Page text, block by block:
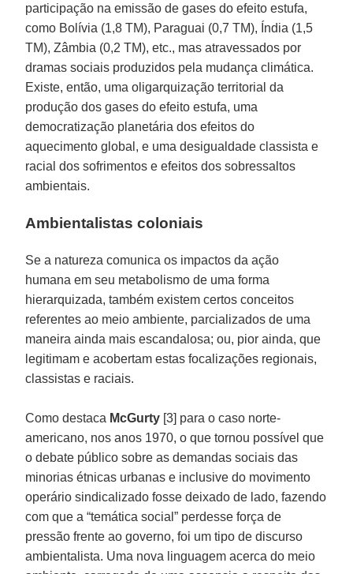
participação na emissão de gases do efeito estufa,
como Bolívia (1,8 TM), Paraguai (0,7 TM), Índia (1,5
TM), Zâmbia (0,2 TM), etc., mas atravessados por
dramas sociais produzidos pela mudança climática.
Existe, então, uma oligarquização territorial da
produção dos gases do efeito estufa, uma
democratização planetária dos efeitos do
aquecimento global, e uma desigualdade classista e
racial dos sofrimentos e efeitos dos sobressaltos
ambientais.
Ambientalistas coloniais
Se a natureza comunica os impactos da ação
humana em seu metabolismo de uma forma
hierarquizada, também existem certos conceitos
referentes ao meio ambiente, parcializados de uma
maneira ainda mais escandalosa; ou, pior ainda, que
legitimam e acobertam estas focalizações regionais,
classistas e raciais.
Como destaca McGurty [3] para o caso norte-
americano, nos anos 1970, o que tornou possível que
o debate público sobre as demandas sociais das
minorias étnicas urbanas e inclusive do movimento
operário sindicalizado fosse deixado de lado, fazendo
com que a “temática social” perdesse força de
pressão frente ao governo, foi um tipo de discurso
ambientalista. Uma nova linguagem acerca do meio